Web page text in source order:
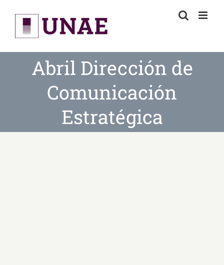
content
Abril Dirección de
Comunicación
Estratégica